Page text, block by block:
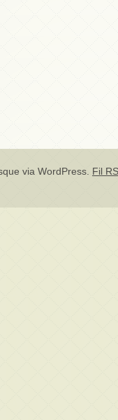
via WordPress Fil